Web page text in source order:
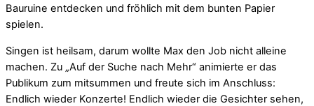
Bauruine entdecken und fröhlich mit dem bunten Papier
spielen.
Singen ist heilsam, darum wollte Max den Job nicht alleine
machen. Zu „Auf der Suche nach Mehr“ animierte er das
Publikum zum mitsummen und freute sich im Anschluss:
Endlich wieder Konzerte! Endlich wieder die Gesichter sehen,